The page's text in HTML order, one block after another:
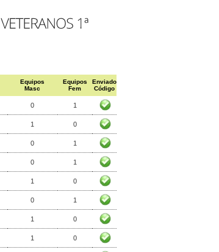
Equipos
Masc
Equipos
Fem
Enviado
Código
0 1
1 0
0 1
0 1
1 0
0 1
1 0
1 0